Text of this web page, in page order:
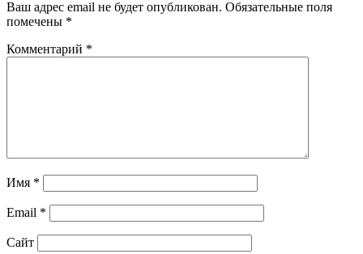
Ваш адрес email не будет опубликован. Обязательные поля
помечены *
Комментарий *
Имя *
Email *
Сайт